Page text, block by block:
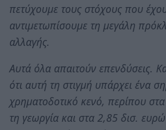
πετύχουμε τους στόχους που
αντιμετωπίσουμε τη μεγάλη
αλλαγής.
Αυτά όλα απαιτούν επενδύσεις.
ότι αυτή τη στιγμή υπάρχει ένα
χρηματοδοτικό κενό, περίπου
τη γεωργία και στα 2,85 δισ.